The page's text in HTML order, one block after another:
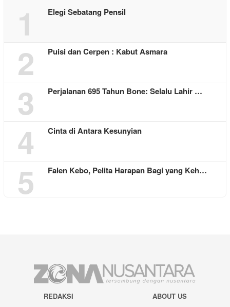
1 Elegi Sebatang Pensil
2 Puisi dan Cerpen : Kabut Asmara
3 Perjalanan 695 Tahun Bone: Selalu Lahir …
4 Cinta di Antara Kesunyian
5 Falen Kebo, Pelita Harapan Bagi yang Keh…
REDAKSI
ABOUT US